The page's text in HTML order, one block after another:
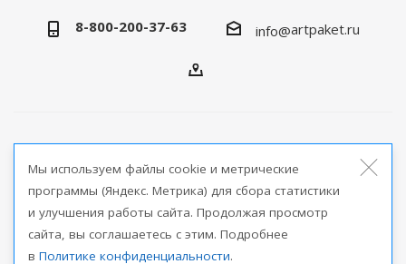
8-800-200-37-63 info@artpaket.ru
продукции
Версия для печати
Мы используем файлы cookie и метрические
программы (Яндекс. Метрика) для сбора статистики
и улучшения работы сайта. Продолжая просмотр
сайта, вы соглашаетесь с этим. Подробнее
в Политике конфиденциальности.